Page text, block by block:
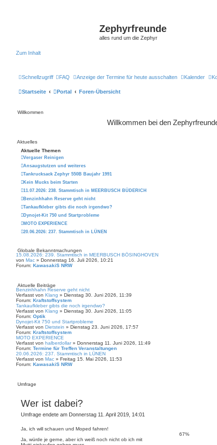
Zephyrfreunde
alles rund um die Zephyr
Zum Inhalt
Schnellzugriff FAQ Anzeige der Termine für heute ausschalten Kalender
Startseite Portal Foren-Übersicht
Willkommen
Willkommen bei den
Aktuelles
Aktuelle Themen
Vergaser Reinigen
Ansaugstutzen und weiteres
Tankrucksack Zephyr 550B Baujahr 1991
Kein Mucks beim Starten
11.07.2026: 238. Stammtisch in MEERBUSCH BÜDERICH
Benzinhhahn Reserve geht nicht
Tankaufkleber gibts die noch irgendwo?
Dynojet-Kit 750 und Startprobleme
MOTO EXPERIENCE
20.06.2026: 237. Stammtisch in LÜNEN
Globale Bekanntmachungen
15.08.2026: 239. Stammtisch in MEERBUSCH BÖSINGHOVEN
von Mac » Donnerstag 16. Juli 2026, 10:21
Forum: KawasakiS NRW
Aktuelle Beiträge
Benzinhhahn Reserve geht nicht
Verfasst von Klang » Dienstag 30. Juni 2026, 11:39
Forum: Kraftstoffsystem
Tankaufkleber gibts die noch irgendwo?
Verfasst von Klang » Dienstag 30. Juni 2026, 11:05
Forum: Optik
Dynojet-Kit 750 und Startprobleme
Verfasst von Dietstein » Dienstag 23. Juni 2026, 17:57
Forum: Kraftstoffsystem
MOTO EXPERIENCE
Verfasst von halberdollar» Donnerstag 11. Juni 2026, 11:49
Forum: Termine für Treffen Veranstaltungen
20.06.2026: 237. Stammtisch in LÜNEN
Verfasst von Mac » Freitag 15. Mai 2026, 11:53
Forum: KawasakiS NRW
Umfrage
Wer ist dabei?
Umfrage endete am Donnerstag 11. April 2019, 14:01
Ja, ich will schauen und Moped fahren!
67%
Ja, würde je gerne, aber ich weiß noch nicht ob ich mit